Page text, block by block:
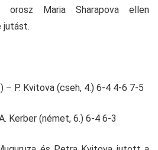
orosz Maria Sharapova ellen
jutást.
– P. Kvitova (cseh, 4.) 6-4 4-6 7-5
Kerber (német, 6.) 6-4 6-3